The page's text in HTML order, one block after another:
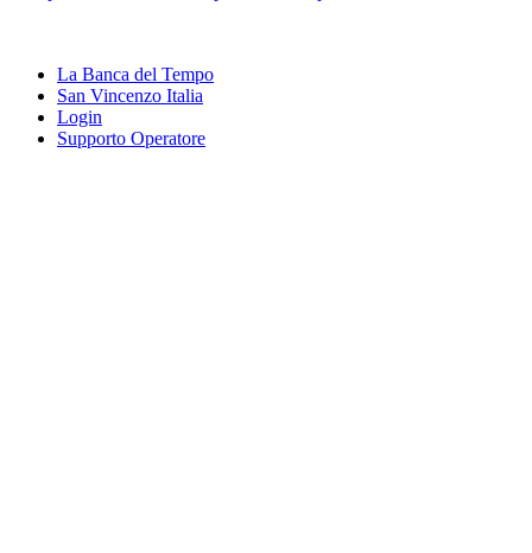
La Banca del Tempo
San Vincenzo Italia
Login
Supporto Operatore